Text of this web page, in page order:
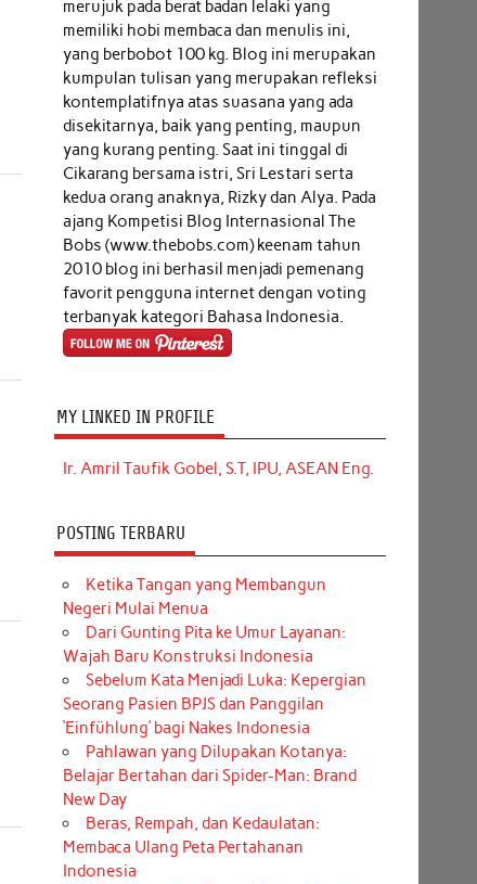
merujuk pada berat badan lelaki yang
memiliki hobi membaca dan menulis ini,
yang berbobot 100 kg. Blog ini merupakan
kumpulan tulisan yang merupakan refleksi
kontemplatifnya atas suasana yang ada
disekitarnya, baik yang penting, maupun
yang kurang penting. Saat ini tinggal di
Cikarang bersama istri, Sri Lestari serta
kedua orang anaknya, Rizky dan Alya. Pada
ajang Kompetisi Blog Internasional The
Bobs (www.thebobs.com) keenam tahun
2010 blog ini berhasil menjadi pemenang
favorit pengguna internet dengan voting
terbanyak kategori Bahasa Indonesia.
MY LINKED IN PROFILE
Ir. Amril Taufik Gobel, S.T, IPU, ASEAN Eng.
POSTING TERBARU
Ketika Tangan yang Membangun
Negeri Mulai Menua
Dari Gunting Pita ke Umur Layanan:
Wajah Baru Konstruksi Indonesia
Sebelum Kata Menjadi Luka: Kepergian
Seorang Pasien BPJS dan Panggilan
‘Einfühlung’ bagi Nakes Indonesia
Pahlawan yang Dilupakan Kotanya:
Belajar Bertahan dari Spider-Man: Brand
New Day
Beras, Rempah, dan Kedaulatan:
Membaca Ulang Peta Pertahanan
Indonesia